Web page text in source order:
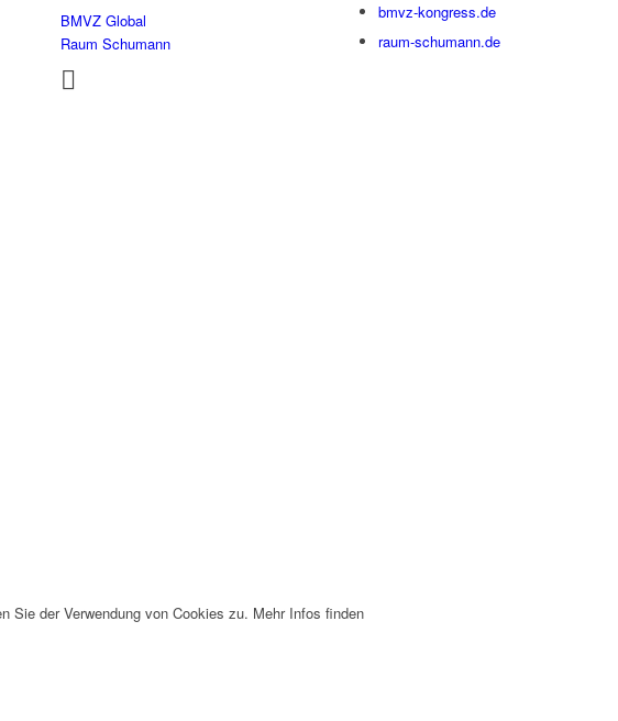
BMVZ Global
Raum Schumann
bmvz-kongress.de
raum-schumann.de
Sie der Verwendung von Cookies zu. Mehr Infos finden